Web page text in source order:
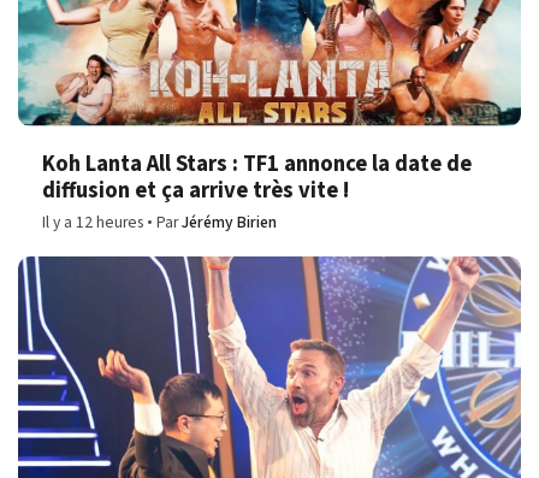
Koh Lanta All Stars : TF1 annonce la date de
diffusion et ça arrive très vite !
Il y a 12 heures ParJérémy Birien